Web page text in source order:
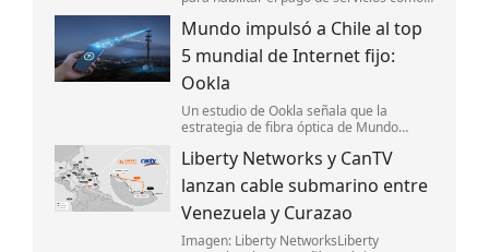
México.
Mundo impulsó a Chile al top
5 mundial de Internet fijo:
Ookla
Un estudio de Ookla señala que la
estrategia de fibra óptica de Mundo
posicionar a Chile entre los cinco países
con el Internet fijo más rápido del mundo.
Liberty Networks y CanTV
lanzan cable submarino entre
Venezuela y Curazao
Imagen: Liberty NetworksLiberty